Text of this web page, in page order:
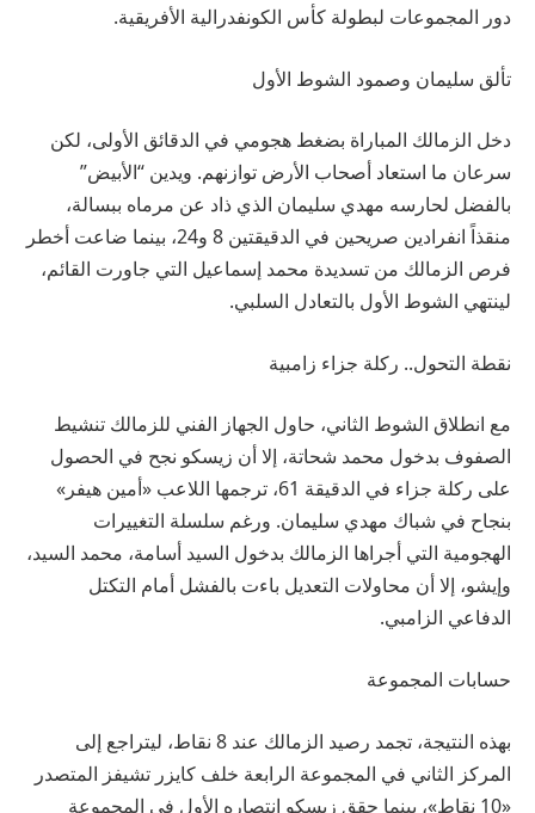
دور المجموعات لبطولة كأس الكونفدرالية الأفريقية.
تألق سليمان وصمود الشوط الأول
دخل الزمالك المباراة بضغط هجومي في الدقائق الأولى، لكن
سرعان ما استعاد أصحاب الأرض توازنهم. ويدين “الأبيض”
بالفضل لحارسه مهدي سليمان الذي ذاد عن مرماه ببسالة،
منقذاً انفرادين صريحين في الدقيقتين 8 و24، بينما ضاعت أخطر
فرص الزمالك من تسديدة محمد إسماعيل التي جاورت القائم،
لينتهي الشوط الأول بالتعادل السلبي.
نقطة التحول.. ركلة جزاء زامبية
مع انطلاق الشوط الثاني، حاول الجهاز الفني للزمالك تنشيط
الصفوف بدخول محمد شحاتة، إلا أن زيسكو نجح في الحصول
على ركلة جزاء في الدقيقة 61، ترجمها اللاعب «أمين هيفر»
بنجاح في شباك مهدي سليمان. ورغم سلسلة التغييرات
الهجومية التي أجراها الزمالك بدخول السيد أسامة، محمد السيد،
وإيشو، إلا أن محاولات التعديل باءت بالفشل أمام التكتل
الدفاعي الزامبي.
حسابات المجموعة
بهذه النتيجة، تجمد رصيد الزمالك عند 8 نقاط، ليتراجع إلى
المركز الثاني في المجموعة الرابعة خلف كايزر تشيفز المتصدر
«10 نقاط»، بينما حقق زيسكو انتصاره الأول في المجموعة